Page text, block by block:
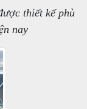
thiết kế phù
nay